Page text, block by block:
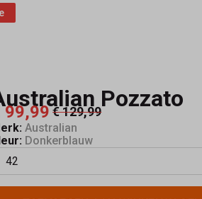
Pozzato
99,99€ 129,99
Australian
Donkerblauw